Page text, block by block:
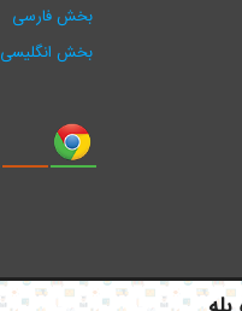
بخش فارسی
بخش انگلیسی